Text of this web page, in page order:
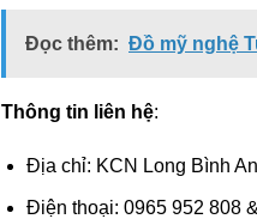
Đọc thêm: Đồ mỹ nghệ
Thông tin liên hệ:
Địa chỉ: KCN Long Bình
Điện thoại: 0965 952 808